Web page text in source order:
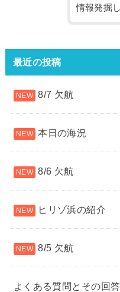
情報発掘
最近の投稿
8/7 欠航
本日の海況
8/6 欠航
ヒリゾ浜の紹介
8/5 欠航
よくある質問とその回答